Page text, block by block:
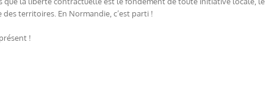
territoires. En Normandie, c’est parti !
!